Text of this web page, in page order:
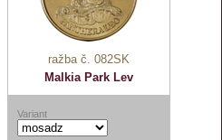
ražba č. 082SK
Malkia Park Lev
Variant